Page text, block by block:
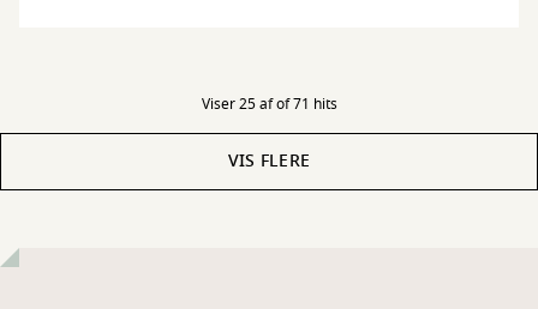
Viser 25 af of 71 hits
VIS FLERE